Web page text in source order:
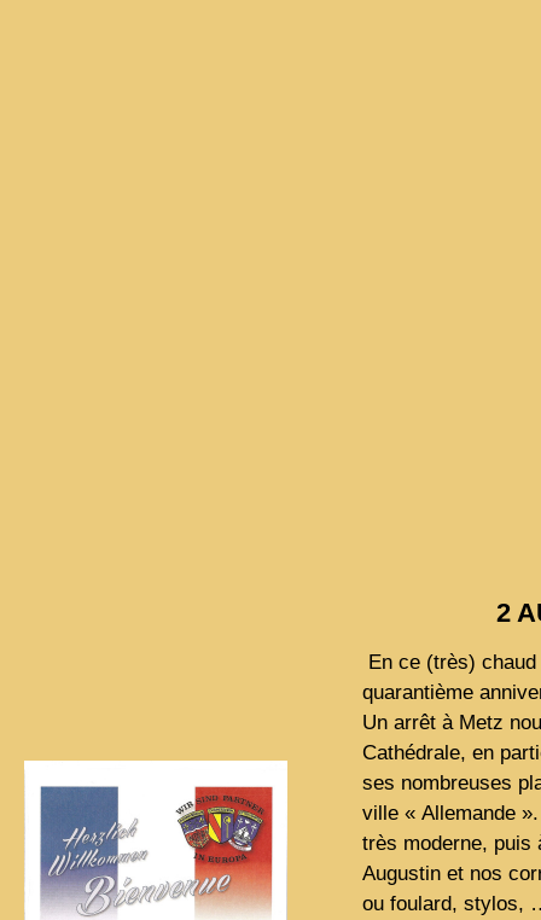
2
En ce (très)
quarantième
Un arrêt à Metz
Cathédrale, en
ses nombreuses
ville « Allemande
très moderne, puis
Augustin et nos
ou foulard, stylos,